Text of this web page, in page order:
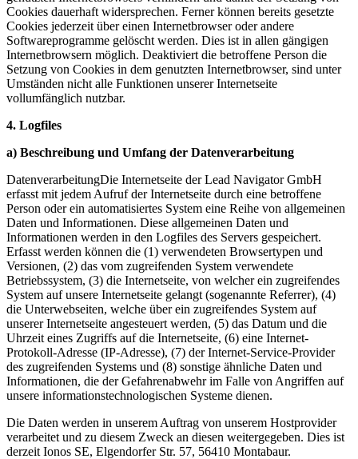
Cookies dauerhaft widersprechen. Ferner können bereits gesetzte
Cookies jederzeit über einen Internetbrowser oder andere
Softwareprogramme gelöscht werden. Dies ist in allen gängigen
Internetbrowsern möglich. Deaktiviert die betroffene Person die
Setzung von Cookies in dem genutzten Internetbrowser, sind unter
Umständen nicht alle Funktionen unserer Internetseite
vollumfänglich nutzbar.
4. Logfiles
a) Beschreibung und Umfang der Datenverarbeitung
DatenverarbeitungDie Internetseite der Lead Navigator GmbH
erfasst mit jedem Aufruf der Internetseite durch eine betroffene
Person oder ein automatisiertes System eine Reihe von allgemeinen
Daten und Informationen. Diese allgemeinen Daten und
Informationen werden in den Logfiles des Servers gespeichert.
Erfasst werden können die (1) verwendeten Browsertypen und
Versionen, (2) das vom zugreifenden System verwendete
Betriebssystem, (3) die Internetseite, von welcher ein zugreifendes
System auf unsere Internetseite gelangt (sogenannte Referrer), (4)
die Unterwebseiten, welche über ein zugreifendes System auf
unserer Internetseite angesteuert werden, (5) das Datum und die
Uhrzeit eines Zugriffs auf die Internetseite, (6) eine Internet-
Protokoll-Adresse (IP-Adresse), (7) der Internet-Service-Provider
des zugreifenden Systems und (8) sonstige ähnliche Daten und
Informationen, die der Gefahrenabwehr im Falle von Angriffen auf
unsere informationstechnologischen Systeme dienen.
Die Daten werden in unserem Auftrag von unserem Hostprovider
verarbeitet und zu diesem Zweck an diesen weitergegeben. Dies ist
derzeit Ionos SE, Elgendorfer Str. 57, 56410 Montabaur.